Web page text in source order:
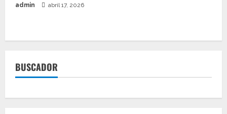
admin abril 17, 2026
BUSCADOR